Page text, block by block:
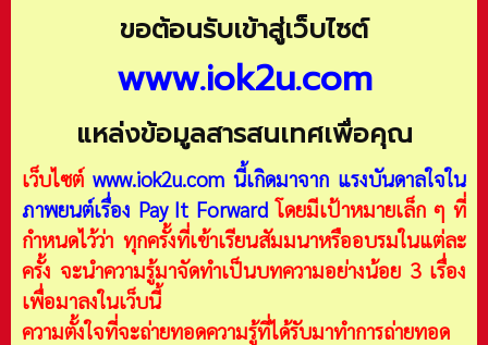
ขอต้อนรับเข้าสู่เว็บไซต์
www.iok2u.com
แหล่งข้อมูลสารสนเทศเพื่อคุณ
เว็บไซต์ www.iok2u.com นี้เกิดมาจาก แรงบันดาลใจใน
ภาพยนต์เรื่อง Pay It Forward โดยมีเป้าหมายเล็ก ๆ ที่
กำหนดไว้ว่า ทุกครั้งที่เข้าเรียนสัมมนาหรืออบรมในแต่ละ
ครั้ง จะนำความรู้มาจัดทำเป็นบทความอย่างน้อย 3 เรื่อง
เพื่อมาลงในเว็บนี้
ความตั้งใจที่จะถ่ายทอดความรู้ที่ได้รับมาทำการถ่ายทอด